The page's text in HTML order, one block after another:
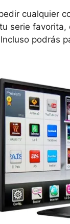
serie
podrás